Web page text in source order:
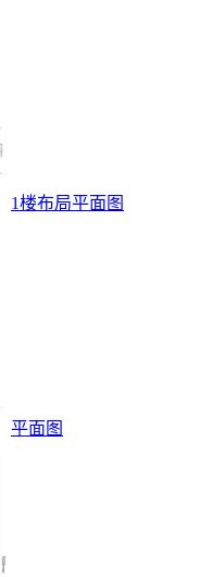
1楼布局平面图
平面图